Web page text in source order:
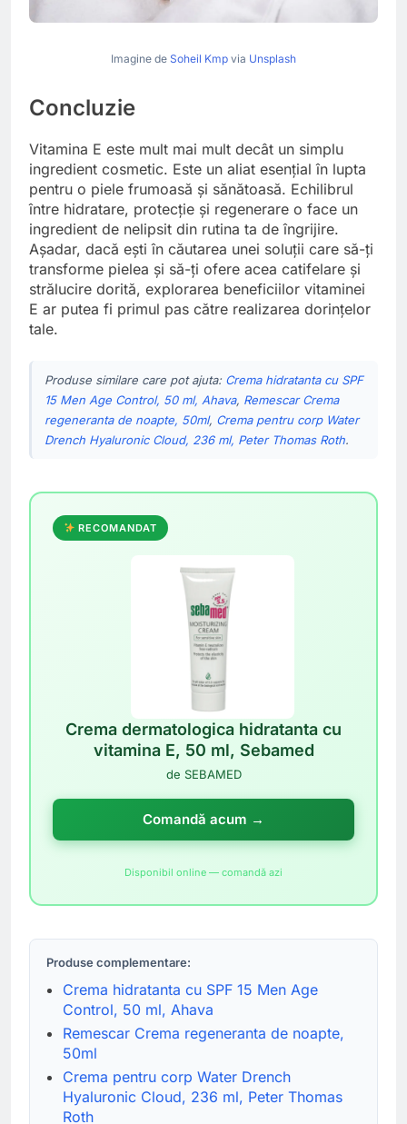
Imagine de Soheil Kmp via Unsplash
Concluzie
Vitamina E este mult mai mult decât un simplu
ingredient cosmetic. Este un aliat esențial în lupta
pentru o piele frumoasă și sănătoasă. Echilibrul
între hidratare, protecție și regenerare o face un
ingredient de nelipsit din rutina ta de îngrijire.
Așadar, dacă ești în căutarea unei soluții care să-ți
transforme pielea și să-ți ofere acea catifelare și
strălucire dorită, explorarea beneficiilor vitaminei
E ar putea fi primul pas către realizarea dorințelor
tale.
Produse similare care pot ajuta: Crema hidratanta cu SPF
15 Men Age Control, 50 ml, Ahava, Remescar Crema
regeneranta de noapte, 50ml, Crema pentru corp Water
Drench Hyaluronic Cloud, 236 ml, Peter Thomas Roth.
RECOMANDAT
Crema dermatologica hidratanta cu
vitamina E, 50 ml, Sebamed
de SEBAMED
Comandă acum →
Disponibil online — comandă azi
Produse complementare:
Crema hidratanta cu SPF 15 Men Age
Control, 50 ml, Ahava
Remescar Crema regeneranta de noapte,
50ml
Crema pentru corp Water Drench
Hyaluronic Cloud, 236 ml, Peter Thomas
Roth